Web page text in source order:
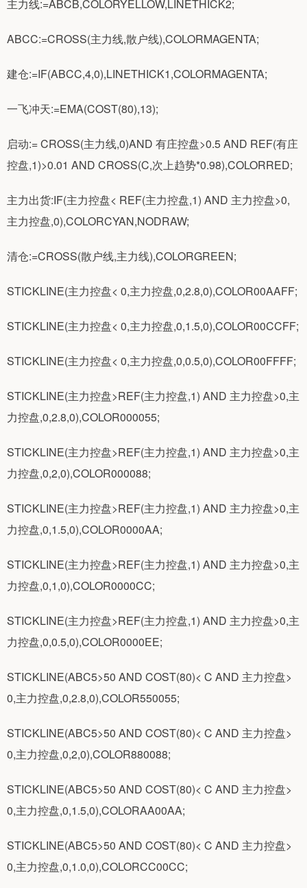
主力线:=ABCB,COLORYELLOW,LINETHICK2;
ABCC:=CROSS(主力线,散户线),COLORMAGENTA;
建仓:=IF(ABCC,4,0),LINETHICK1,COLORMAGENTA;
一飞冲天:=EMA(COST(80),13);
启动:= CROSS(主力线,0)AND 有庄控盘>0.5 AND REF(有庄
控盘,1)>0.01 AND CROSS(C,次上趋势*0.98),COLORRED;
主力出货:IF(主力控盘< REF(主力控盘,1) AND 主力控盘>0,
主力控盘,0),COLORCYAN,NODRAW;
清仓:=CROSS(散户线,主力线),COLORGREEN;
STICKLINE(主力控盘< 0,主力控盘,0,2.8,0),COLOR00AAFF;
STICKLINE(主力控盘< 0,主力控盘,0,1.5,0),COLOR00CCFF;
STICKLINE(主力控盘< 0,主力控盘,0,0.5,0),COLOR00FFFF;
STICKLINE(主力控盘>REF(主力控盘,1) AND 主力控盘>0,主
力控盘,0,2.8,0),COLOR000055;
STICKLINE(主力控盘>REF(主力控盘,1) AND 主力控盘>0,主
力控盘,0,2,0),COLOR000088;
STICKLINE(主力控盘>REF(主力控盘,1) AND 主力控盘>0,主
力控盘,0,1.5,0),COLOR0000AA;
STICKLINE(主力控盘>REF(主力控盘,1) AND 主力控盘>0,主
力控盘,0,1,0),COLOR0000CC;
STICKLINE(主力控盘>REF(主力控盘,1) AND 主力控盘>0,主
力控盘,0,0.5,0),COLOR0000EE;
STICKLINE(ABC5>50 AND COST(80)< C AND 主力控盘>
0,主力控盘,0,2.8,0),COLOR550055;
STICKLINE(ABC5>50 AND COST(80)< C AND 主力控盘>
0,主力控盘,0,2,0),COLOR880088;
STICKLINE(ABC5>50 AND COST(80)< C AND 主力控盘>
0,主力控盘,0,1.5,0),COLORAA00AA;
STICKLINE(ABC5>50 AND COST(80)< C AND 主力控盘>
0,主力控盘,0,1.0,0),COLORCC00CC;